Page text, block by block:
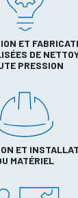
ET
DE
PRESSION
ET
MATÉRIEL